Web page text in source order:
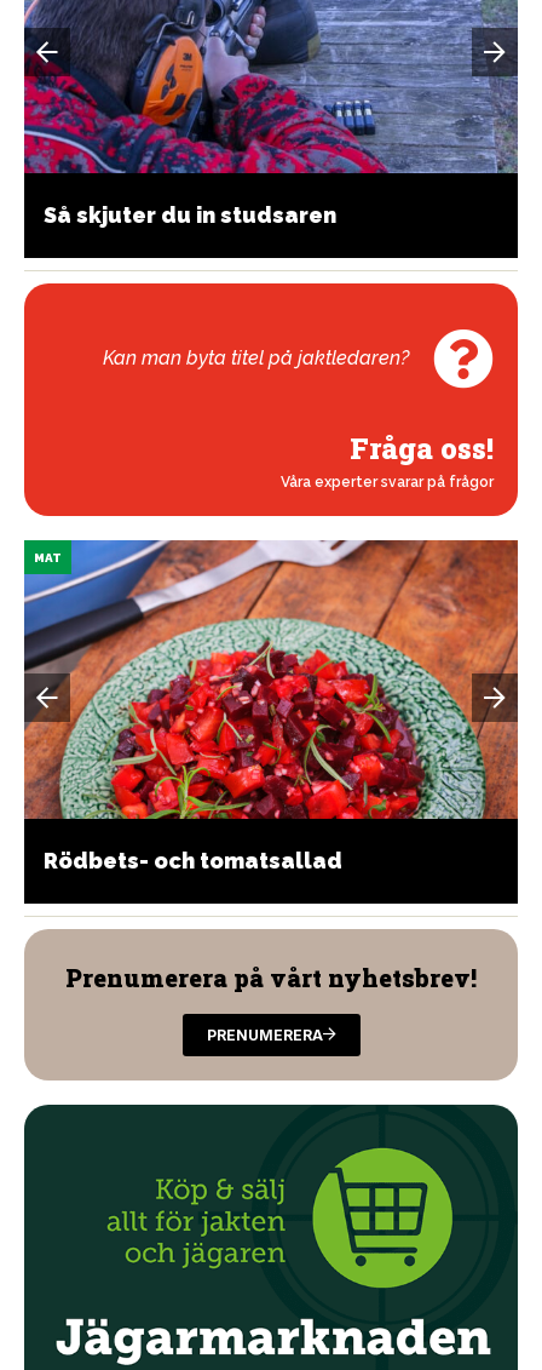
Så skjuter du in studsaren
Kan man byta titel på jaktledaren?
Fråga oss!
Våra experter svarar på frågor
MAT
Rödbets- och tomatsallad
Prenumerera på vårt nyhetsbrev!
PRENUMERERA